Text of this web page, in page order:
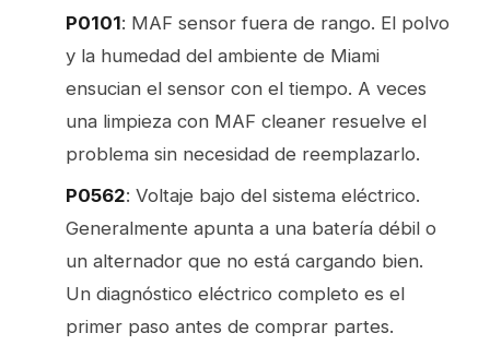
P0101: MAF sensor fuera de rango. El polvo
y la humedad del ambiente de Miami
ensucian el sensor con el tiempo. A veces
una limpieza con MAF cleaner resuelve el
problema sin necesidad de reemplazarlo.
P0562: Voltaje bajo del sistema eléctrico.
Generalmente apunta a una batería débil o
un alternador que no está cargando bien.
Un diagnóstico eléctrico completo es el
primer paso antes de comprar partes.